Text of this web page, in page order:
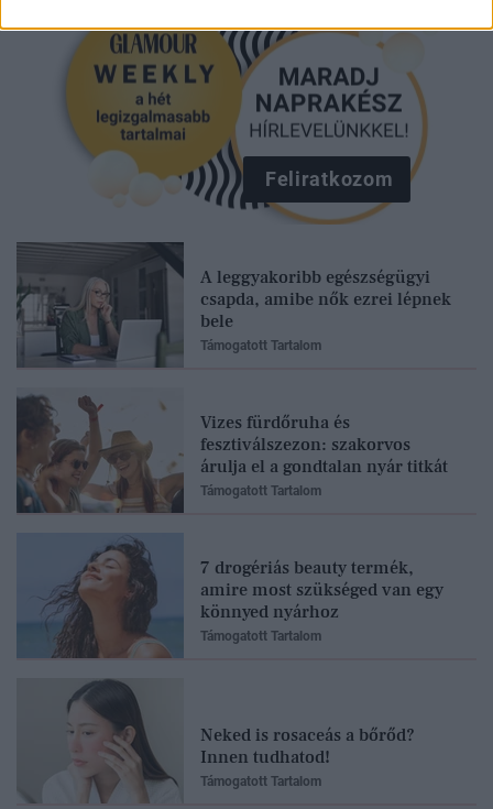
Feliratkozom
A leggyakoribb egészségügyi
csapda, amibe nők ezrei lépnek
bele
Támogatott Tartalom
Vizes fürdőruha és
fesztiválszezon: szakorvos
árulja el a gondtalan nyár titkát
Támogatott Tartalom
7 drogériás beauty termék,
amire most szükséged van egy
könnyed nyárhoz
Támogatott Tartalom
Neked is rosaceás a bőrőd?
Innen tudhatod!
Támogatott Tartalom